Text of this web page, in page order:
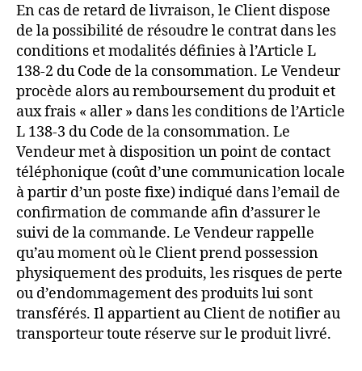
En cas de retard de livraison, le Client dispose
de la possibilité de résoudre le contrat dans les
conditions et modalités définies à l’Article L
138-2 du Code de la consommation. Le Vendeur
procède alors au remboursement du produit et
aux frais « aller » dans les conditions de l’Article
L 138-3 du Code de la consommation. Le
Vendeur met à disposition un point de contact
téléphonique (coût d’une communication locale
à partir d’un poste fixe) indiqué dans l’email de
confirmation de commande afin d’assurer le
suivi de la commande. Le Vendeur rappelle
qu’au moment où le Client prend possession
physiquement des produits, les risques de perte
ou d’endommagement des produits lui sont
transférés. Il appartient au Client de notifier au
transporteur toute réserve sur le produit livré.